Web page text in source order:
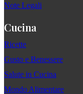
Note Legali
Cucina
Ricette
Gusto e Benessere
Salute in Cucina
Mondo Alimentare